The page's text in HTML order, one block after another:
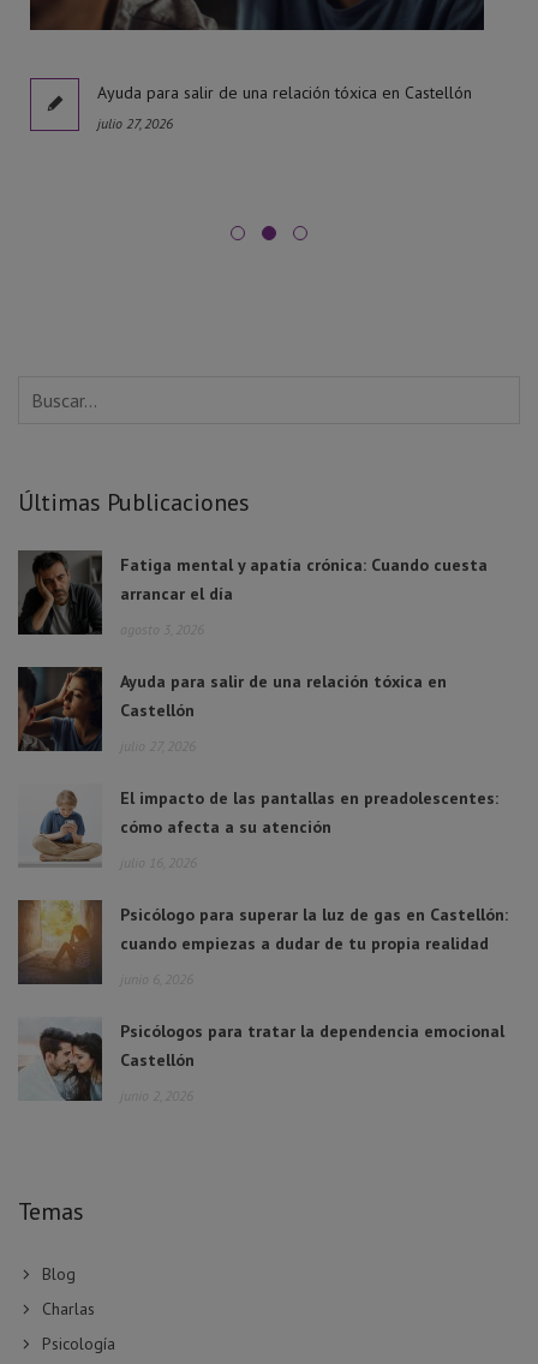
Ayuda para salir de una relación tóxica en Castellón
julio 27, 2026
Últimas Publicaciones
Fatiga mental y apatía crónica: Cuando cuesta
arrancar el día
agosto 3, 2026
Ayuda para salir de una relación tóxica en
Castellón
julio 27, 2026
El impacto de las pantallas en preadolescentes:
cómo afecta a su atención
julio 16, 2026
Psicólogo para superar la luz de gas en Castellón:
cuando empiezas a dudar de tu propia realidad
junio 6, 2026
Psicólogos para tratar la dependencia emocional
Castellón
junio 2, 2026
Temas
Blog
Charlas
Psicología